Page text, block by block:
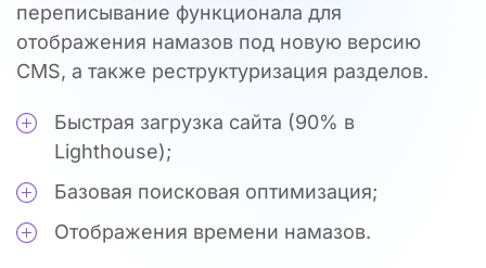
переписывание функционала для
отображения намазов под новую версию
CMS, а также реструктуризация разделов.
Быстрая загрузка сайта (90% в
Lighthouse);
Базовая поисковая оптимизация;
Отображения времени намазов.